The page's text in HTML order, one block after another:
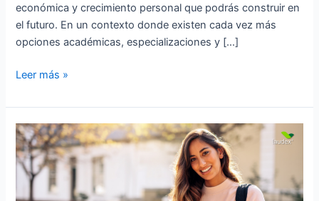
económica y crecimiento personal que podrás construir en
el futuro. En un contexto donde existen cada vez más
opciones académicas, especializaciones y […]
Leer más »
5
hábitos
que